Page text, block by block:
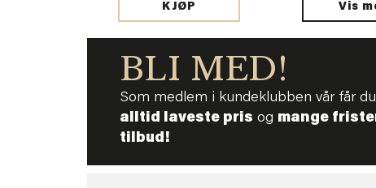
KJØP Vis
BLI MED!
Som medlem i kundeklubben vår får du
alltid laveste pris og mange
tilbud!